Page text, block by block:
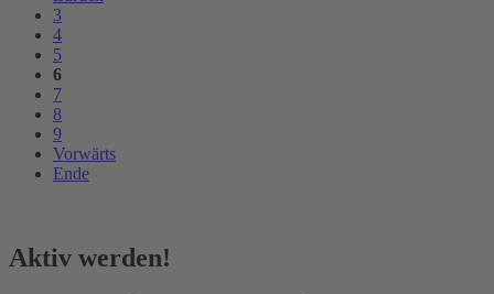
3
4
5
6
7
8
9
Vorwärts
Ende
Aktiv werden!